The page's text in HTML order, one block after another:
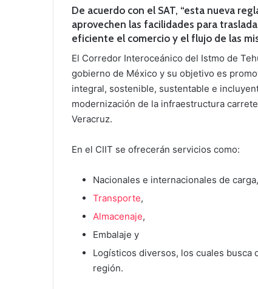
De acuerdo con el SAT, “esta nueva
aprovechen las facilidades para
eficiente el comercio y el flujo de las
El Corredor Interoceánico del Istmo de
gobierno de México y su objetivo es
integral, sostenible, sustentable e
modernización de la infraestructura
Veracruz.
En el CIIT se ofrecerán servicios como:
Nacionales e internacionales de carga,
Transporte,
Almacenaje,
Embalaje y
Logísticos diversos, los cuales busca
región.